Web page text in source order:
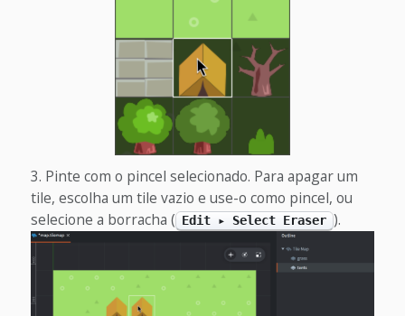
Pinte com o pincel selecionado. Para apagar um
tile, escolha um tile vazio e use-o como pincel, ou
selecione a borracha ( Edit ▸ Select Eraser ).